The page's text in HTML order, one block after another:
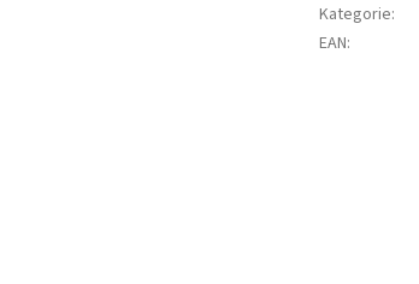
Kategorie:
EAN: